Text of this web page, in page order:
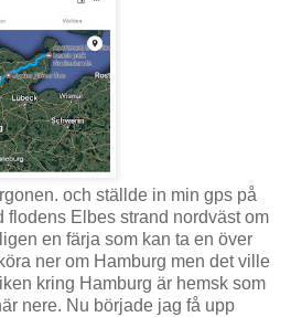
och ställde in min gps på
flodens Elbes strand nordväst om
en färja som kan ta en över
ner om Hamburg men det ville
kring Hamburg är hemsk som
nere. Nu började jag få upp